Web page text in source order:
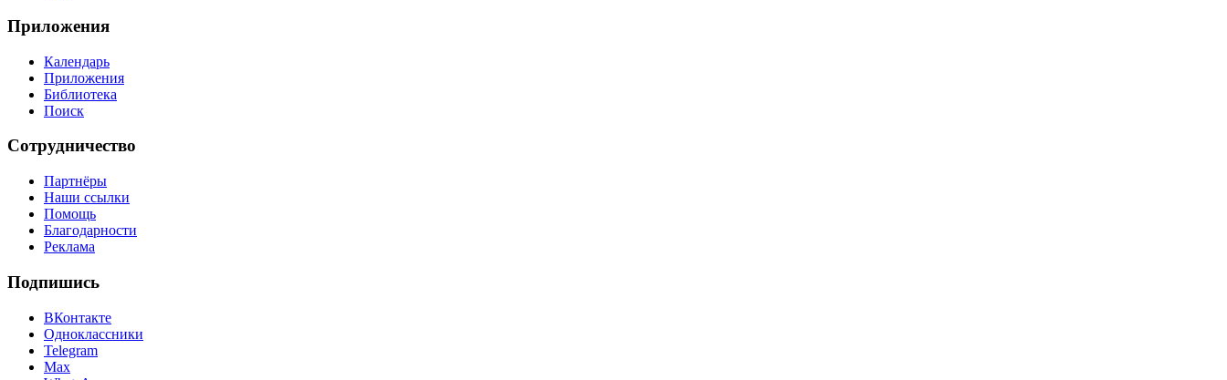
Приложения
Календарь
Приложения
Библиотека
Поиск
Сотрудничество
Партнёры
Наши ссылки
Помощь
Благодарности
Реклама
Подпишись
ВКонтакте
Одноклассники
Telegram
Max